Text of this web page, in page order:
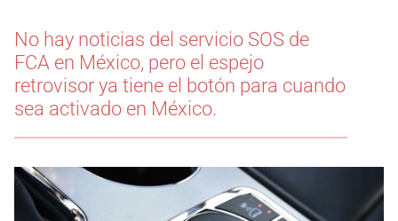
No hay noticias del servicio SOS de
FCA en México, pero el espejo
retrovisor ya tiene el botón para cuando
sea activado en México.